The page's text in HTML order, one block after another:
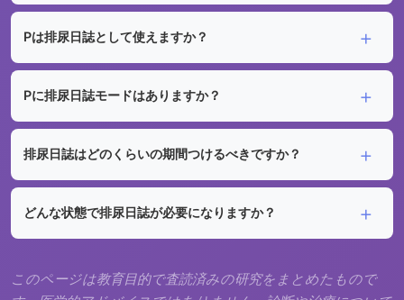
Pは排尿日誌として使えますか？
Pに排尿日誌モードはありますか？
排尿日誌はどのくらいの期間つけるべきですか？
どんな状態で排尿日誌が必要になりますか？
このページは教育目的で査読済みの研究をまとめたもので